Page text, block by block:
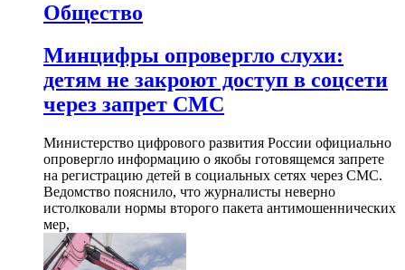
Общество
Минцифры опровергло слухи:
детям не закроют доступ в соцсети
через запрет СМС
Министерство цифрового развития России официально
опровергло информацию о якобы готовящемся запрете
на регистрацию детей в социальных сетях через СМС.
Ведомство пояснило, что журналисты неверно
истолковали нормы второго пакета антимошеннических
мер,